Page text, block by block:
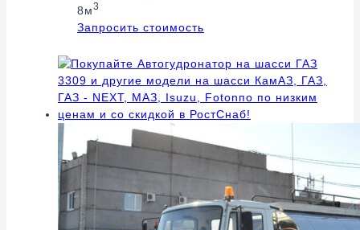
8м3
Запросить стоимость